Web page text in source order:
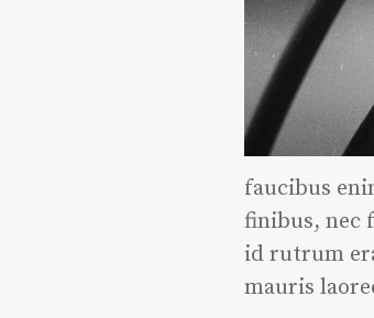
faucibus
finibus, nec
id rutrum
mauris